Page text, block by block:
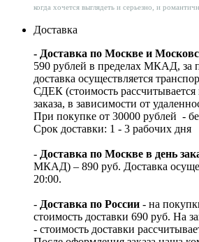
когда хочется выглядеть и серьезно, и
Доставка
- Доставка по Москве и
590 рублей в пределах МКАД,
доставка осуществляется
СДЕК (стоимость
заказа, в зависимости от
При покупке от 30000 рублей -
Срок доставки: 1 - 3 рабочих дня
- Доставка по Москве в день
МКАД) – 890 руб. Доставка
20:00.
- Доставка по России - на
стоимость доставки 690 руб. На
- стоимость доставки